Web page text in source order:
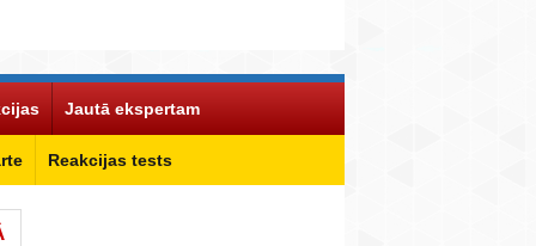
Reakcijas tests
Jautā ekspertam